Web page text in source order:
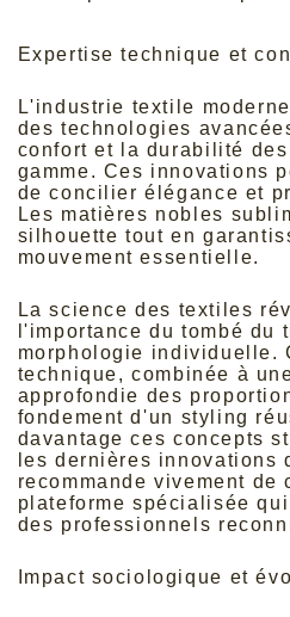
Expertise technique et
L'industrie textile
des technologies
confort et la durabilité
gamme. Ces innovations
de concilier élégance et
Les matières nobles
silhouette tout en
mouvement essentielle.
La science des textiles
l'importance du tombé du
morphologie individuelle.
technique, combinée à
approfondie des
fondement d'un styling
davantage ces concepts
les dernières innovations
recommande vivement
plateforme spécialisée
des professionnels
Impact sociologique et